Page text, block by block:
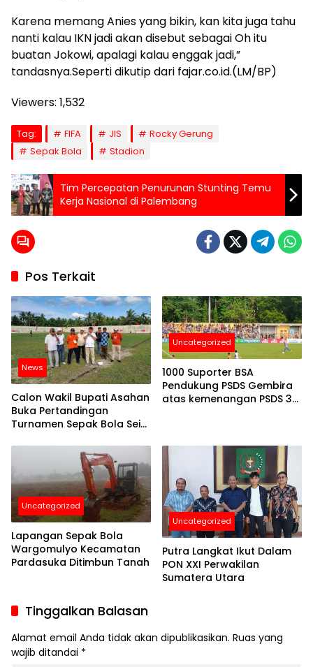
Karena memang Anies yang bikin, kan kita juga tahu
nanti kalau IKN jadi akan disebut sebagai Oh itu
buatan Jokowi, apalagi kalau enggak jadi,”
tandasnya.Seperti dikutip dari fajar.co.id.(LM/BP)
Viewers: 1,532
Tag: FIFA JIS
Rocky Gerung
Sepak Bola
Stadion
Tim Percepatan Penurunan Stunting Temu
Kerja Nasional di Palembang
Pos Terkait
News
Calon Wakil Bupati Asahan
Buka Pertandingan
Turnamen Sepak Bola Sei
Uncategorized
1000 Suporter BSA
Pendukung PSDS Gembira
atas kemenangan PSDS 3-
Uncategorized
Lapangan Sepak Bola
Wargomulyo Kecamatan
Pardasuka Ditimbun Tanah
Uncategorized
Putra Langkat Ikut Dalam
PON XXI Perwakilan
Sumatera Utara
Tinggalkan Balasan
Alamat email Anda tidak akan dipublikasikan. Ruas yang
wajib ditandai *